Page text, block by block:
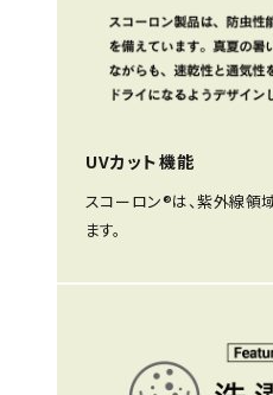
UVカット機能
スコーロン®は、紫外線領
ます。